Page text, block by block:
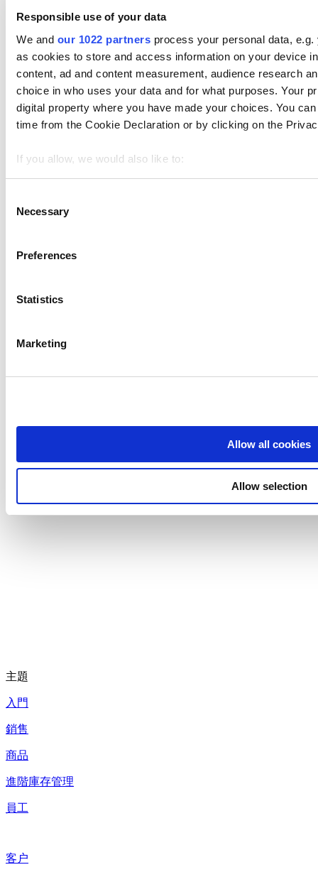
Responsible use of your data
We and our 1022 partners process your personal data,
as cookies to store and access information on your device
content, ad and content measurement, audience research
choice in who uses your data and for what purposes. Your
digital property where you have made your choices. You
time from the Cookie Declaration or by clicking on the
If you allow, we would also like to:
Collect information about your geographical location
Identify your device by actively scanning it for
section
traffic. We also share information about your use of our site
"OK" button.
Selection
Necessary
Preferences
Statistics
Marketing
Allow all cookies
Allow selection
以使用其他工具，例如 LibreOffice Calc 或 OpenOffice Calc 和
Excel 。
也可以看看：
匯入和匯出客戶端
後台管理的銷售匯總報告
Show — 主題 Hide — 主題
銷售
員工
售、庫存和團隊。
主題
入門
銷售
商品
進階庫存管理
員工
客户